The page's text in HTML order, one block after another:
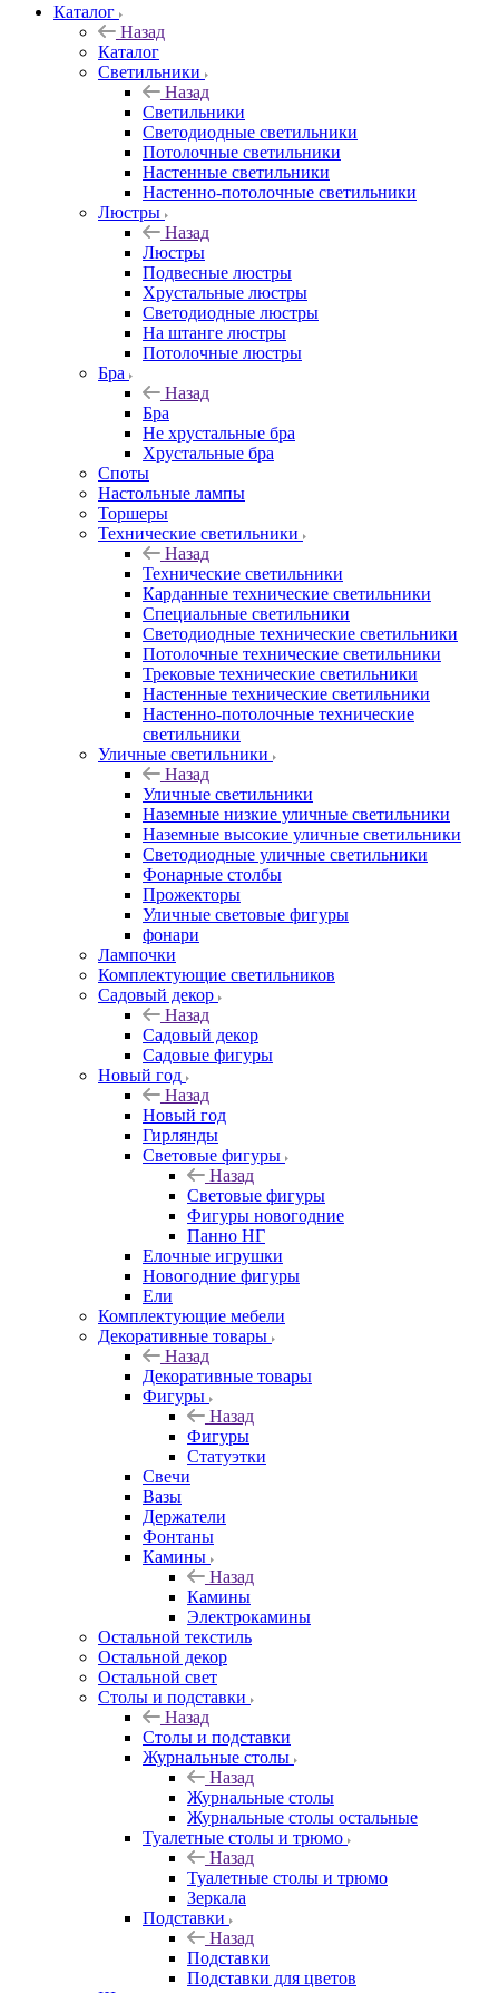
Каталог
Назад
Каталог
Светильники
Назад
Светильники
Светодиодные светильники
Потолочные светильники
Настенные светильники
Настенно-потолочные светильники
Люстры
Назад
Люстры
Подвесные люстры
Хрустальные люстры
Светодиодные люстры
На штанге люстры
Потолочные люстры
Бра
Назад
Бра
Не хрустальные бра
Хрустальные бра
Споты
Настольные лампы
Торшеры
Технические светильники
Назад
Технические светильники
Карданные технические светильники
Специальные светильники
Светодиодные технические светильники
Потолочные технические светильники
Трековые технические светильники
Настенные технические светильники
Настенно-потолочные технические
светильники
Уличные светильники
Назад
Уличные светильники
Наземные низкие уличные светильники
Наземные высокие уличные светильники
Светодиодные уличные светильники
Фонарные столбы
Прожекторы
Уличные световые фигуры
фонари
Лампочки
Комплектующие светильников
Садовый декор
Назад
Садовый декор
Садовые фигуры
Новый год
Назад
Новый год
Гирлянды
Световые фигуры
Назад
Световые фигуры
Фигуры новогодние
Панно НГ
Елочные игрушки
Новогодние фигуры
Ели
Комплектующие мебели
Декоративные товары
Назад
Декоративные товары
Фигуры
Назад
Фигуры
Статуэтки
Свечи
Вазы
Держатели
Фонтаны
Камины
Назад
Камины
Электрокамины
Остальной текстиль
Остальной декор
Остальной свет
Столы и подставки
Назад
Столы и подставки
Журнальные столы
Назад
Журнальные столы
Журнальные столы остальные
Туалетные столы и трюмо
Назад
Туалетные столы и трюмо
Зеркала
Подставки
Назад
Подставки
Подставки для цветов